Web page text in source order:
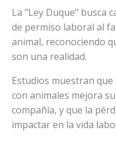
La "Ley Duque" busca
de permiso laboral al
animal, reconociendo
son una realidad.
Estudios muestran que
con animales mejora
compañía, y que la
impactar en la vida